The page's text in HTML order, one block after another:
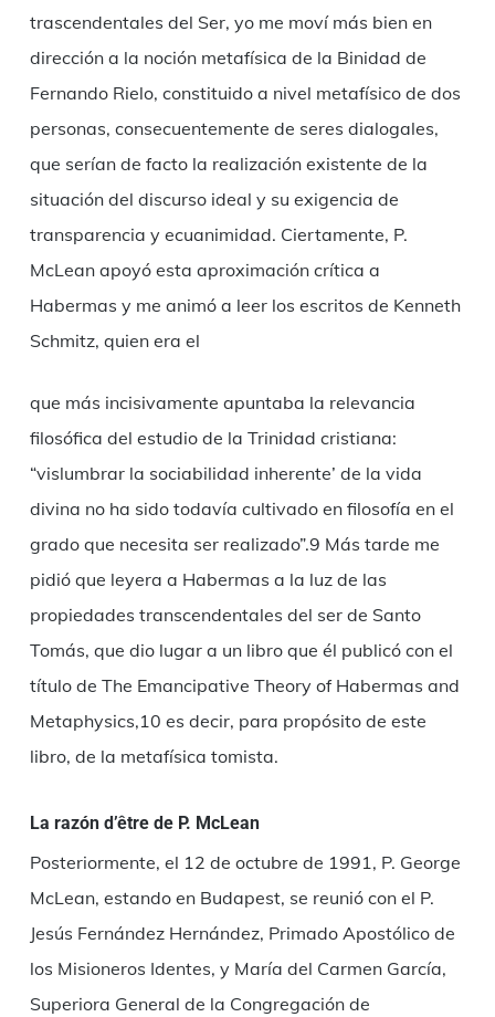
trascendentales del Ser, yo me moví más bien en
dirección a la noción metafísica de la Binidad de
Fernando Rielo, constituido a nivel metafísico de dos
personas, consecuentemente de seres dialogales,
que serían de facto la realización existente de la
situación del discurso ideal y su exigencia de
transparencia y ecuanimidad. Ciertamente, P.
McLean apoyó esta aproximación crítica a
Habermas y me animó a leer los escritos de Kenneth
Schmitz, quien era el
que más incisivamente apuntaba la relevancia
filosófica del estudio de la Trinidad cristiana:
“vislumbrar la sociabilidad inherente’ de la vida
divina no ha sido todavía cultivado en filosofía en el
grado que necesita ser realizado”.9 Más tarde me
pidió que leyera a Habermas a la luz de las
propiedades transcendentales del ser de Santo
Tomás, que dio lugar a un libro que él publicó con el
título de The Emancipative Theory of Habermas and
Metaphysics,10 es decir, para propósito de este
libro, de la metafísica tomista.
La razón d’être de P. McLean
Posteriormente, el 12 de octubre de 1991, P. George
McLean, estando en Budapest, se reunió con el P.
Jesús Fernández Hernández, Primado Apostólico de
los Misioneros Identes, y María del Carmen García,
Superiora General de la Congregación de